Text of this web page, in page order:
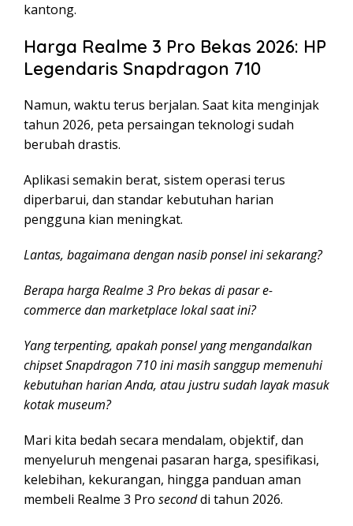
kantong.
Harga Realme 3 Pro Bekas 2026: HP
Legendaris Snapdragon 710
Namun, waktu terus berjalan. Saat kita menginjak
tahun 2026, peta persaingan teknologi sudah
berubah drastis.
Aplikasi semakin berat, sistem operasi terus
diperbarui, dan standar kebutuhan harian
pengguna kian meningkat.
Lantas, bagaimana dengan nasib ponsel ini sekarang?
Berapa harga Realme 3 Pro bekas di pasar e-
commerce dan marketplace lokal saat ini?
Yang terpenting, apakah ponsel yang mengandalkan
chipset Snapdragon 710 ini masih sanggup memenuhi
kebutuhan harian Anda, atau justru sudah layak masuk
kotak museum?
Mari kita bedah secara mendalam, objektif, dan
menyeluruh mengenai pasaran harga, spesifikasi,
kelebihan, kekurangan, hingga panduan aman
membeli Realme 3 Pro seconddi tahun 2026.